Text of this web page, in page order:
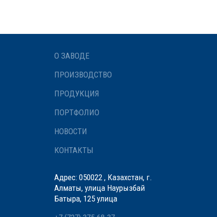
О ЗАВОДЕ
ПРОИЗВОДСТВО
ПРОДУКЦИЯ
ПОРТФОЛИО
НОВОСТИ
КОНТАКТЫ
Адрес: 050022 , Казахстан, г.
Алматы, улица Наурызбай
Батыра, 125 улица